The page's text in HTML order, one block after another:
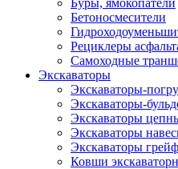
Буры, ямокопатели
Бетоносмесители
Рециклеры
Самоходные
Экскаваторы
Экскаваторы-
Экскаваторы-
Экскаваторы
Экскаваторы
Экскаваторы
Ковши